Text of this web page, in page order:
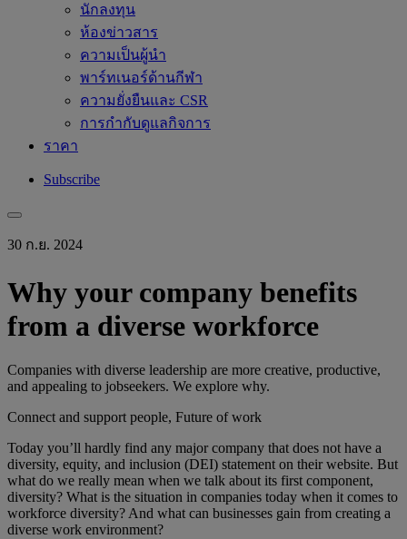
นักลงทุน
ห้องข่าวสาร
ความเป็นผู้นำ
พาร์ทเนอร์ด้านกีฬา
ความยั่งยืนและ CSR
การกำกับดูแลกิจการ
ราคา
Subscribe
30 ก.ย. 2024
Why your company benefits
from a diverse workforce
Companies with diverse leadership are more creative, productive,
and appealing to jobseekers. We explore why.
Connect and support people, Future of work
Today you’ll hardly find any major company that does not have a
diversity, equity, and inclusion (DEI) statement on their website. But
what do we really mean when we talk about its first component,
diversity? What is the situation in companies today when it comes to
workforce diversity? And what can businesses gain from creating a
diverse work environment?